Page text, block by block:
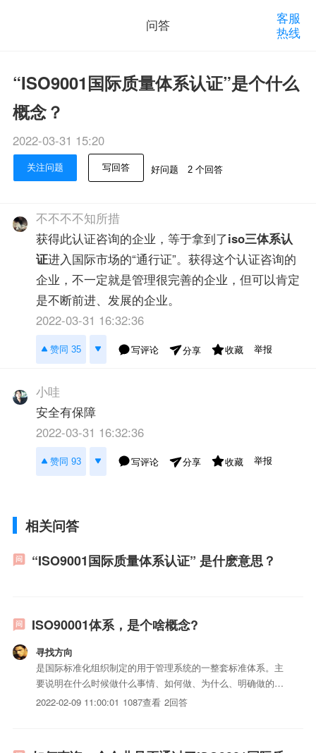
问答
客服
热线
“ISO9001国际质量体系认证”是个什么
概念？
2022-03-31 15:20
关注问题 写回答 好问题 2 个回答
不不不不知所措
获得此认证咨询的企业，等于拿到了iso三体系认
证进入国际市场的“通行证”。获得这个认证咨询的
企业，不一定就是管理很完善的企业，但可以肯定
是不断前进、发展的企业。
2022-03-31 16:32:36
赞同 35 写评论 分享 收藏 举报
小哇
安全有保障
2022-03-31 16:32:36
赞同 93 写评论 分享 收藏 举报
相关问答
“ISO9001国际质量体系认证” 是什麽意思？
ISO90001体系，是个啥概念?
寻找方向
是国际标准化组织制定的用于管理系统的一整套标准体系。主
要说明在什么时候做什么事情、如何做、为什么、明确做的过
程、程序及如何记录等等。从而使管理系统能发挥很好的作
2022-02-09 11:00:01 1087查看 2回答